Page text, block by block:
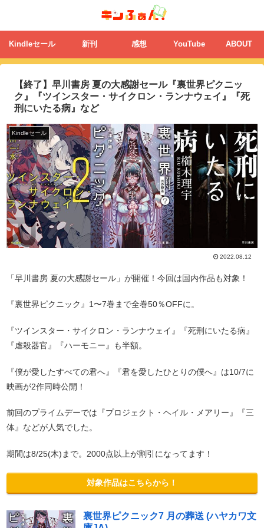
Kindleセール 新刊 感想 YouTube ABOUT
【終了】早川書房 夏の大感謝セール『裏世界ピクニッ
ク』『ツインスター・サイクロン・ランナウェイ』『死
刑にいたる病』など
Kindleセール
2022.08.12
「早川書房 夏の大感謝セール」が開催！今回は国内作品も対象！
『裏世界ピクニック』1〜7巻まで全巻50％OFFに。
『ツインスター・サイクロン・ランナウェイ』『死刑にいたる病』
『虐殺器官』『ハーモニー』も半額。
『僕が愛したすべての君へ』『君を愛したひとりの僕へ』は10/7に
映画が2作同時公開！
前回のプライムデーでは『プロジェクト・ヘイル・メアリー』『三
体』などが人気でした。
期間は8/25(木)まで。2000点以上が割引になってます！
対象作品はこちらから！
裏世界ピクニック7 月の葬送 (ハヤカワ文